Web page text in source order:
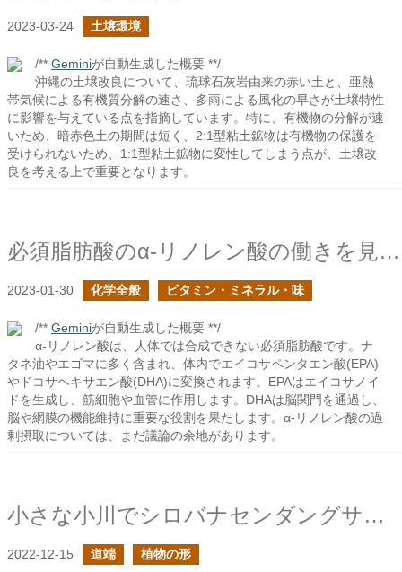
2023-03-24 土壌環境
/** Geminiが自動生成した概要 **/
沖縄の土壌改良について、琉球石灰岩由来の赤い土と、亜熱
帯気候による有機質分解の速さ、多雨による風化の早さが土壌特性
に影響を与えている点を指摘しています。特に、有機物の分解が速
いため、暗赤色土の期間は短く、2:1型粘土鉱物は有機物の保護を
受けられないため、1:1型粘土鉱物に変性してしまう点が、土壌改
良を考える上で重要となります。
必須脂肪酸のα-リノレン酸の働きを見てみる
2023-01-30 化学全般 ビタミン・ミネラル・味
/** Geminiが自動生成した概要 **/
α-リノレン酸は、人体では合成できない必須脂肪酸です。ナ
タネ油やエゴマに多く含まれ、体内でエイコサペンタエン酸(EPA)
やドコサヘキサエン酸(DHA)に変換されます。EPAはエイコサノイ
ドを生成し、筋細胞や血管に作用します。DHAは脳関門を通過し、
脳や網膜の機能維持に重要な役割を果たします。α-リノレン酸の過
剰摂取については、まだ議論の余地があります。
小さな小川でシロバナセンダングサらしき花を見かけた
2022-12-15 道端 植物の形